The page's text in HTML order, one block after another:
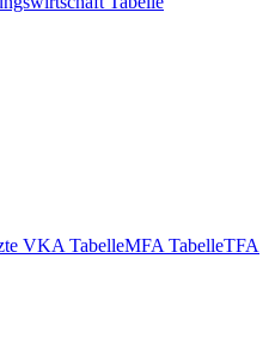
VKA TabelleMFA TabelleTFA